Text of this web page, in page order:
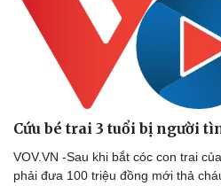
Cứu bé trai 3 tuổi bị người
VOV.VN -Sau khi bắt cóc con trai
phải đưa 100 triệu đồng mới thả